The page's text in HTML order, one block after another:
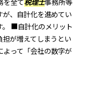
が、自計化を進めてい
。 ■自計化のメリット
が増えてしまうとい
よって「会社の数字が